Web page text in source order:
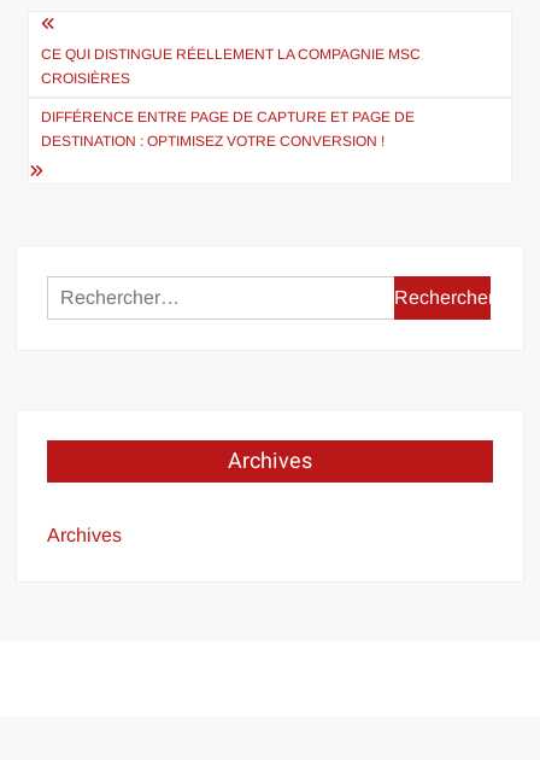
Navigation
de
l’article
CE QUI DISTINGUE RÉELLEMENT LA COMPAGNIE MSC
CROISIÈRES
DIFFÉRENCE ENTRE PAGE DE CAPTURE ET PAGE DE
DESTINATION : OPTIMISEZ VOTRE CONVERSION !
Rechercher :
Archives
Archives